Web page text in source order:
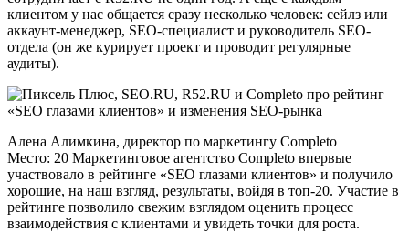
клиентом у нас общается сразу несколько человек: сейлз или
аккаунт-менеджер, SEO-специалист и руководитель SEO-
отдела (он же курирует проект и проводит регулярные
аудиты).
Алена Алимкина, директор по маркетингу Completo
Место: 20 Маркетинговое агентство Completo впервые
участвовало в рейтинге «SEO глазами клиентов» и получило
хорошие, на наш взгляд, результаты, войдя в топ-20. Участие в
рейтинге позволило свежим взглядом оценить процесс
взаимодействия с клиентами и увидеть точки для роста.